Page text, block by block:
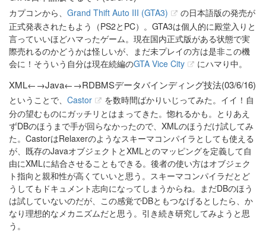
カプコンから、 Grand Thift Auto III (GTA3)
の日本語版の発売が
正式発表されたもよう（PS2とPC）。GTA3は個人的に殿堂入りと
言っていいほどハマったゲーム。現在国内正式版がある状態で実
際売れるのかどうかは怪しいが、まだ未プレイの方は是非この機
会に！そういう自分は現在続編のGTA Vice City にハマり中。
XML←→Java←→RDBMSデータバインディング技法(03/6/16)
ということで、 Castor
を数時間ばかりいじってみた。イイ！自
分の望むものにガッチリとはまってきた。惚れるかも。とりあえ
ずDBのほうまで手が回らなかったので、XMLのほうだけ試してみ
た。CastorはRelaxerのようなスキーマコンパイラとしても使える
が、既存のJavaオブジェクトとXMLとのマッピングを定義して自
由にXMLに結合させることもできる。後者の使い方はオブジェク
ト指向と親和性が高くていいと思う。スキーマコンパイラだとど
うしてもドキュメント志向になってしまうからね。まだDBのほう
は試していないのだが、この感覚でDBともつなげるとしたら、か
なり理想的なメカニズムだと思う。引き続き研究してみようと思
う。